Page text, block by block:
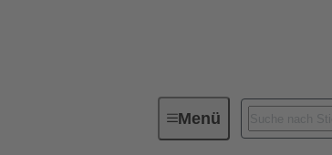
MenüIndustrie-